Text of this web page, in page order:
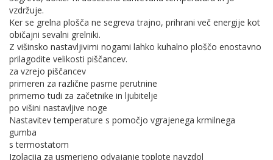
vzdržuje.
Ker se grelna plošča ne segreva trajno, prihrani več energije kot
običajni sevalni grelniki.
Z višinsko nastavljivimi nogami lahko kuhalno ploščo enostavno
prilagodite velikosti piščancev.
za vzrejo piščancev
primeren za različne pasme perutnine
primerno tudi za začetnike in ljubitelje
po višini nastavljive noge
Nastavitev temperature s pomočjo vgrajenega krmilnega
gumba
s termostatom
Izolacija za usmerjeno odvajanje toplote navzdol